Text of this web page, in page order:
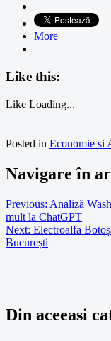
More
Like this:
Like Loading...
Posted in Economie si
Navigare în
Previous: Analiză
mult la ChatGPT
Next: Electroalfa
București
Din aceeasi